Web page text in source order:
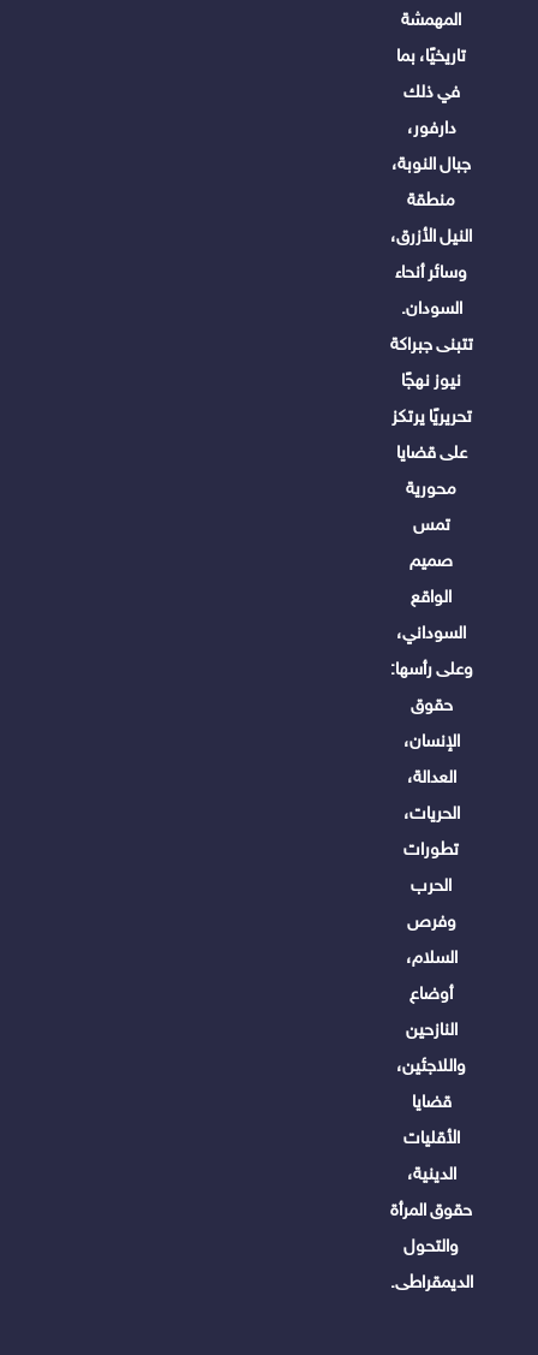
المهمشة
تاريخيًا، بما
في ذلك
دارفور،
جبال النوبة،
منطقة
النيل الأزرق،
وسائر أنحاء
السودان.
تتبنى جبراكة
نيوز نهجًا
تحريريًا يرتكز
على قضايا
محورية
تمس
صميم
الواقع
السوداني،
وعلى رأسها:
حقوق
الإنسان،
العدالة،
الحريات،
تطورات
الحرب
وفرص
السلام،
أوضاع
النازحين
واللاجئين،
قضايا
الأقليات
الدينية،
حقوق المرأة
والتحول
الديمقراطى.